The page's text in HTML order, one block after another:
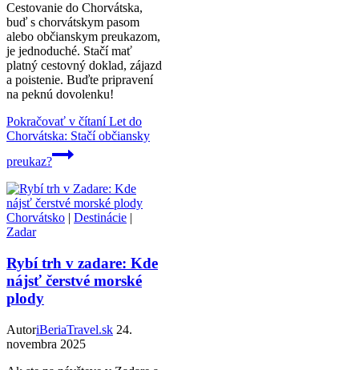
Cestovanie do Chorvátska,
buď s chorvátskym pasom
alebo občianskym preukazom,
je jednoduché. Stačí mať
platný cestovný doklad, zájazd
a poistenie. Buďte pripravení
na peknú dovolenku!
Pokračovať v čítaníLet do
Chorvátska: Stačí občiansky
preukaz?
Chorvátsko | Destinácie |
Zadar
Rybí trh v zadare: Kde
nájsť čerstvé morské
plody
AutoriBeriaTravel.sk 24.
novembra 2025